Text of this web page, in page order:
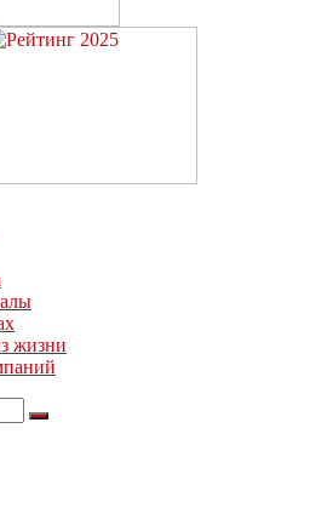
дня в Тульской области на сайте
жизни